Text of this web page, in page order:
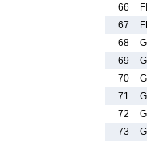
66
67
68
69
70
71
72
73